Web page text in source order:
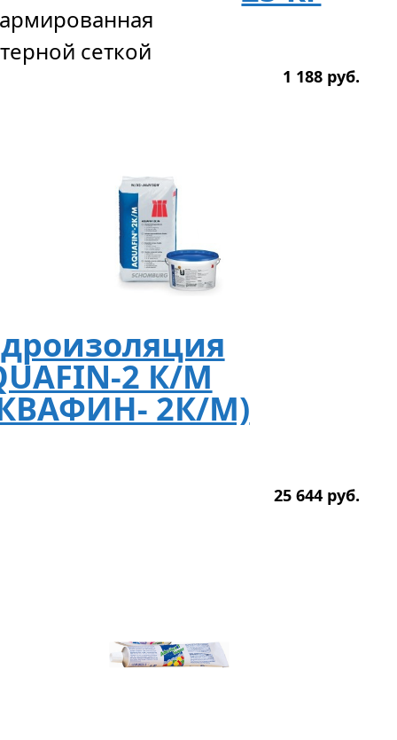
сеткой
1 188 руб.
2 К/М
2К/М)
25 644 руб.